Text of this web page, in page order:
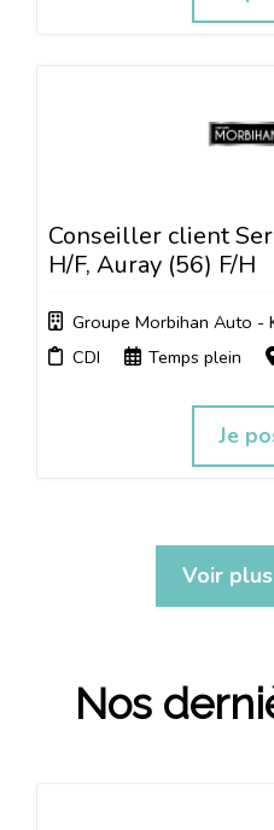
Conseiller client
H/F, Auray (56) F/H
Groupe Morbihan Auto -
CDI
Temps plein
Je
Voir
Nos